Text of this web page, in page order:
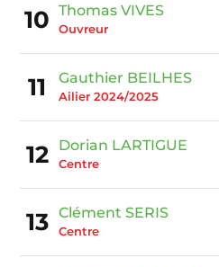
10 Thomas VIVES
Ouvreur
11 Gauthier BEILHES
Ailier 2024/2025
12 Dorian LARTIGUE
Centre
13 Clément SERIS
Centre